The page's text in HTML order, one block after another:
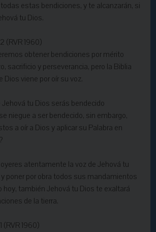
estas bendiciones, y te alcanzarán, si
tu Dios.
(RVR 1960)
obtener bendiciones por mérito
sacrificio y perseverancia, pero la Biblia
Dios viene por oír su voz.
Jehová tu Dios serás bendecido
niegue a ser bendecido, sin embargo,
a oír a Dios y aplicar su Palabra en
atentamente la voz de Jehová tu
y poner por obra todos sus mandamientos
hoy, también Jehová tu Dios te exaltará
de la tierra.
(RVR 1960)